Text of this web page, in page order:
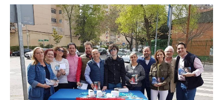
“Vamos
a
desarrollar
una
campaña
pegada
a